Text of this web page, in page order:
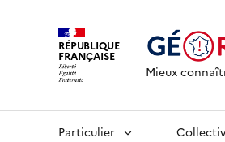
RÉPUBLIQUE
FRANÇAISE
Mieux
Particulier